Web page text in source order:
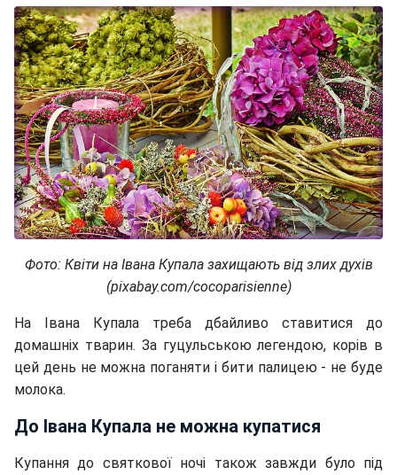
Фото: Квіти на Івана Купала захищають від злих духів
(pixabay.com/cocoparisienne)
На Івана Купала треба дбайливо ставитися до
домашніх тварин. За гуцульською легендою, корів в
цей день не можна поганяти і бити палицею - не буде
молока.
До Івана Купала не можна купатися
Купання до святкової ночі також завжди було під